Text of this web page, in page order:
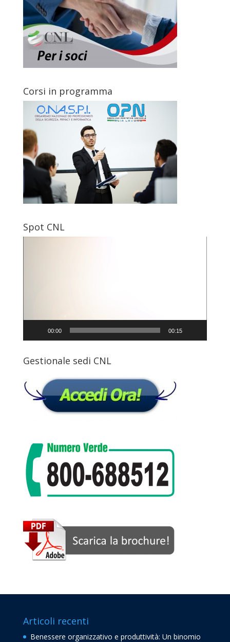
Corsi in programma
Spot CNL
00:00 00:15
Gestionale sedi CNL
Articoli recenti
Benessere organizzativo e produttività: Un binomio